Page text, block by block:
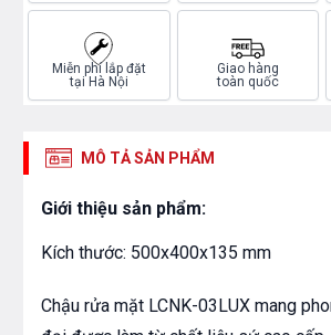
Miễn phí lắp đặt
tại Hà Nội
Giao hàng
toàn quốc
MÔ TẢ SẢN PHẨM
Giới thiệu sản phẩm:
Kích thước: 500x400x135 mm
Chậu rửa mặt LCNK-03LUX mang